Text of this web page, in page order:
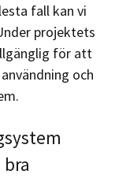
fall kan vi
projektets
för att
och